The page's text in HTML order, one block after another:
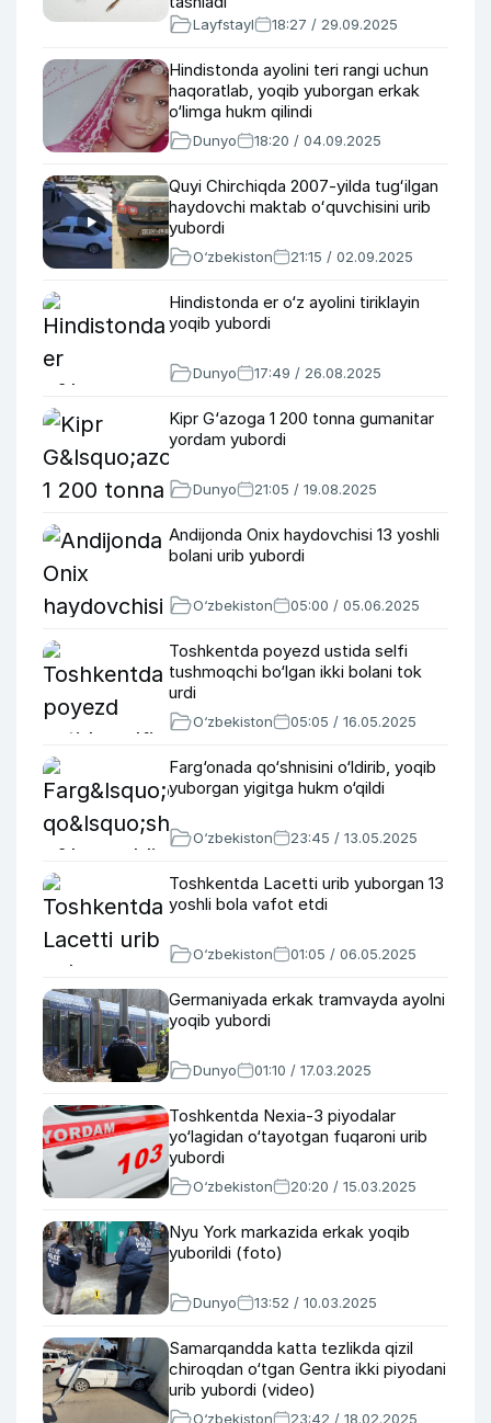
Layfstayl 18:27 / 29.09.2025
Hindistonda ayolini teri rangi uchun
haqoratlab, yoqib yuborgan erkak
o‘limga hukm qilindi
Dunyo 18:20 / 04.09.2025
Quyi Chirchiqda 2007-yilda tugʻilgan
haydovchi maktab oʻquvchisini urib
yubordi
O‘zbekiston 21:15 / 02.09.2025
Hindistonda er o‘z ayolini tiriklayin
yoqib yubordi
Dunyo 17:49 / 26.08.2025
Kipr G‘azoga 1 200 tonna gumanitar
yordam yubordi
Dunyo 21:05 / 19.08.2025
Andijonda Onix haydovchisi 13 yoshli
bolani urib yubordi
O‘zbekiston 05:00 / 05.06.2025
Toshkentda poyezd ustida selfi
tushmoqchi bo‘lgan ikki bolani tok
urdi
O‘zbekiston 05:05 / 16.05.2025
Farg‘onada qo‘shnisini o‘ldirib, yoqib
yuborgan yigitga hukm o‘qildi
O‘zbekiston 23:45 / 13.05.2025
Toshkentda Lacetti urib yuborgan 13
yoshli bola vafot etdi
O‘zbekiston 01:05 / 06.05.2025
Germaniyada erkak tramvayda ayolni
yoqib yubordi
Dunyo 01:10 / 17.03.2025
Toshkentda Nexia-3 piyodalar
yo‘lagidan o‘tayotgan fuqaroni urib
yubordi
O‘zbekiston 20:20 / 15.03.2025
Nyu York markazida erkak yoqib
yuborildi (foto)
Dunyo 13:52 / 10.03.2025
Samarqandda katta tezlikda qizil
chiroqdan o‘tgan Gentra ikki piyodani
urib yubordi (video)
O‘zbekiston 23:42 / 18.02.2025